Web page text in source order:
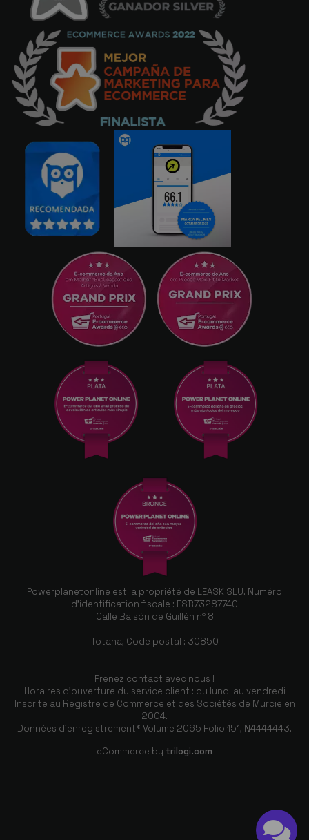
Powerplanetonline est la propriété de LEASK SLU. Numéro
d'identification fiscale : ESB73287740
Calle Balsón de Guillén nº 8
Totana, Code postal : 30850
Prenez contact avec nous !
Horaires d'ouverture du service client : du lundi au vendredi
Inscrite au Registre de Commerce et des Sociétés de Murcie en
2004.
Données d'enregistrement* Volume 2065 Folio 151, N4444443.
eCommerce by trilogi.com